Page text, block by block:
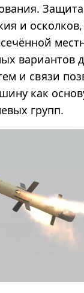
и
вариантов
и связи
как
групп.